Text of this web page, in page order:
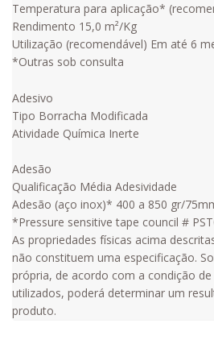
Temperatura para aplicação*
Rendimento 15,0 m²/Kg
Utilização (recomendável) Em até 6
*Outras sob consulta
Adesivo
Tipo Borracha Modificada
Atividade Química Inerte
Adesão
Qualificação Média Adesividade
Adesão (aço inox)* 400 a 850 gr/
*Pressure sensitive tape council #
As propriedades físicas acima
não constituem uma especificação.
própria, de acordo com a condição
utilizados, poderá determinar um
produto.